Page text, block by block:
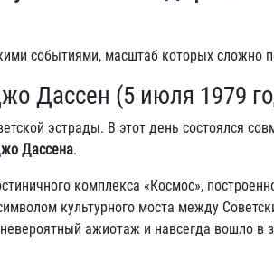
событиями, масштаб которых сложно
Дассен (5 июля 1979
эстрады. В этот день состоялся
Дассена.
комплекса «Космос»,
культурного моста между
ажиотаж и навсегда вошло в